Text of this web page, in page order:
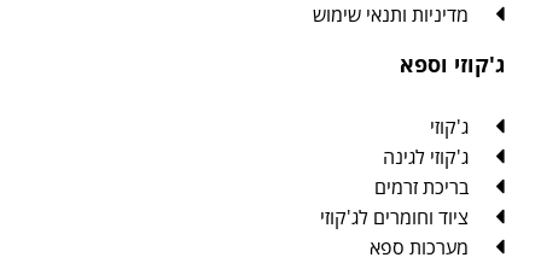
ותנאי שימוש
לג'קוזי
ספא